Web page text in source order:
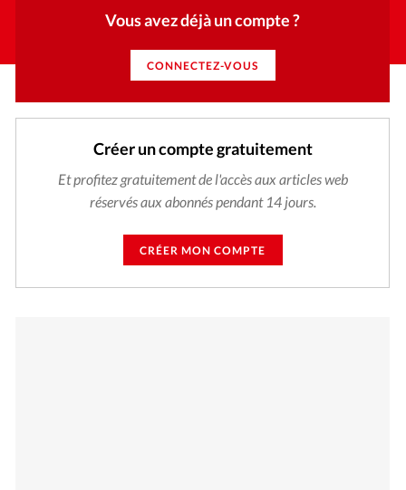
Vous avez déjà un compte ?
CONNECTEZ-VOUS
Créer un compte gratuitement
Et profitez gratuitement de l'accès aux articles web
réservés aux abonnés pendant 14 jours.
CRÉER MON COMPTE